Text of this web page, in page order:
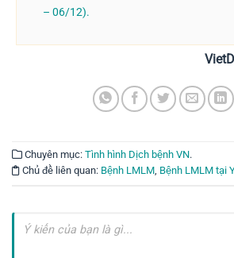
– 06/12).
Chuyên mục: Tình hình Dịch bệnh VN.
Chủ đề liên quan: Bệnh LMLM, Bệnh LMLM tại